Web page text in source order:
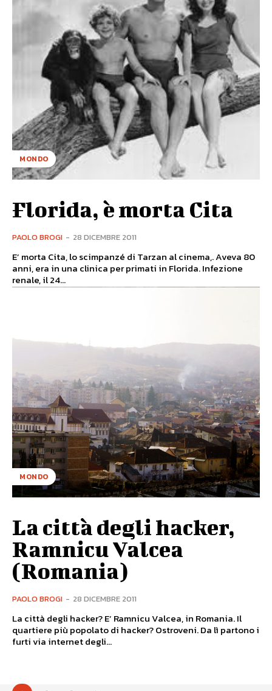
MONDO
Florida, è morta Cita
PAOLO BROGI - 28 DICEMBRE 2011
E’ morta Cita, lo scimpanzé di Tarzan al cinema,. Aveva 80
anni, era in una clinica per primati in Florida. Infezione
renale, il 24...
MONDO
La città degli hacker,
Ramnicu Valcea
(Romania)
PAOLO BROGI - 28 DICEMBRE 2011
La città degli hacker? E’ Ramnicu Valcea, in Romania. Il
quartiere più popolato di hacker? Ostroveni. Da lì partono i
furti via internet degli...